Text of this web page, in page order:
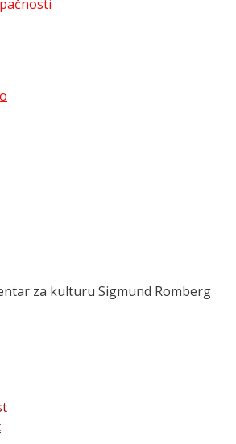
za kulturu Sigmund Romberg